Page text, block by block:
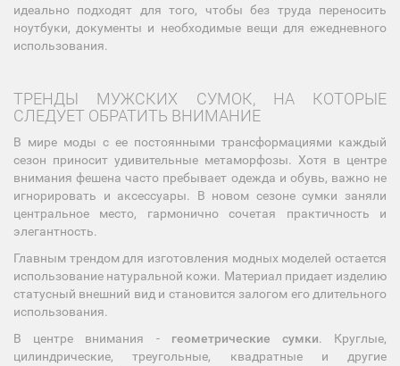
идеально подходят для того, чтобы без труда переносить
ноутбуки, документы и необходимые вещи для ежедневного
использования.
ТРЕНДЫ МУЖСКИХ СУМОК, НА КОТОРЫЕ
СЛЕДУЕТ ОБРАТИТЬ ВНИМАНИЕ
В мире моды с ее постоянными трансформациями каждый
сезон приносит удивительные метаморфозы. Хотя в центре
внимания фешена часто пребывает одежда и обувь, важно не
игнорировать и аксессуары. В новом сезоне сумки заняли
центральное место, гармонично сочетая практичность и
элегантность.
Главным трендом для изготовления модных моделей остается
использование натуральной кожи. Материал придает изделию
статусный внешний вид и становится залогом его длительного
использования.
В центре внимания - геометрические сумки. Круглые,
цилиндрические, треугольные, квадратные и другие